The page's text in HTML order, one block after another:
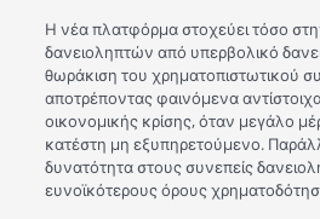
Η νέα πλατφόρμα στοχεύει τόσο
δανειοληπτών από υπερβολικό
θωράκιση του χρηματοπιστωτικού
αποτρέποντας φαινόμενα
οικονομικής κρίσης, όταν μεγάλο
κατέστη μη εξυπηρετούμενο.
δυνατότητα στους συνεπείς
ευνοϊκότερους όρους